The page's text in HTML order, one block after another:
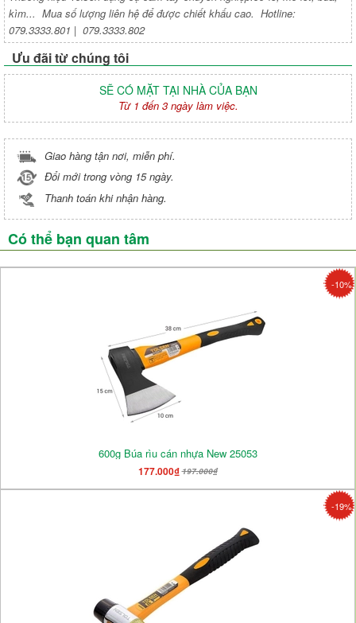
kìm... Mua số lượng liên hệ để được chiết khấu cao. Hotline:
079.3333.801 | 079.3333.802
Ưu đãi từ chúng tôi
SẼ CÓ MẶT TẠI NHÀ CỦA BẠN
Từ 1 đến 3 ngày làm việc.
Giao hàng tận nơi, miễn phí.
Đổi mới trong vòng 15 ngày.
Thanh toán khi nhận hàng.
Có thể bạn quan tâm
-10%
600g Búa rìu cán nhựa New 25053
177.000₫197.000₫
-19%